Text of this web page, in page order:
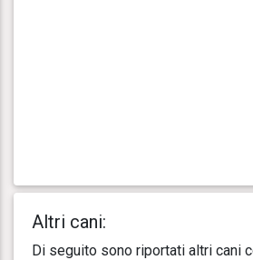
Altri cani:
Di seguito sono riportati altri cani